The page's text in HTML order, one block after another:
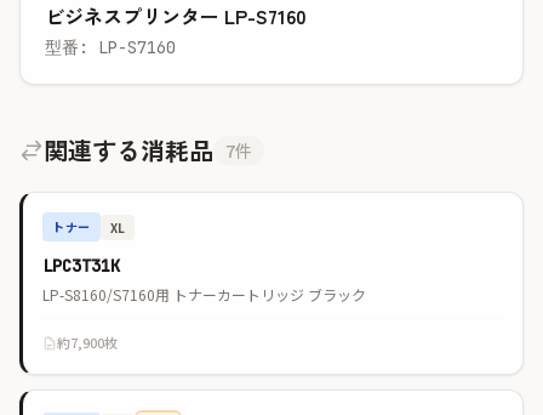
ビジネスプリンター LP-S7160
型番: LP-S7160
関連する消耗品 7件
トナー XL
LPC3T31K
LP-S8160/S7160用 トナーカートリッジ ブラック
約7,900枚